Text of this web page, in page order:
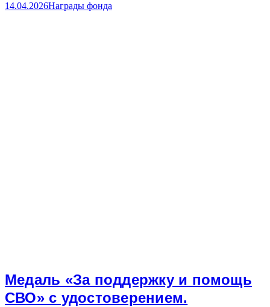
14.04.2026Награды фонда
Медаль «За поддержку и помощь
СВО» с удостоверением.